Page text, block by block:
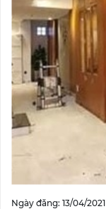
Ngày đăng: 13/04/2021